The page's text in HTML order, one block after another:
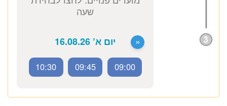
יעוץ גנטי
לזימון תור טלפוני התקשרו